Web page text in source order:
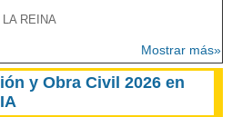
REINA
Mostrar más»
y Obra Civil 2026 en